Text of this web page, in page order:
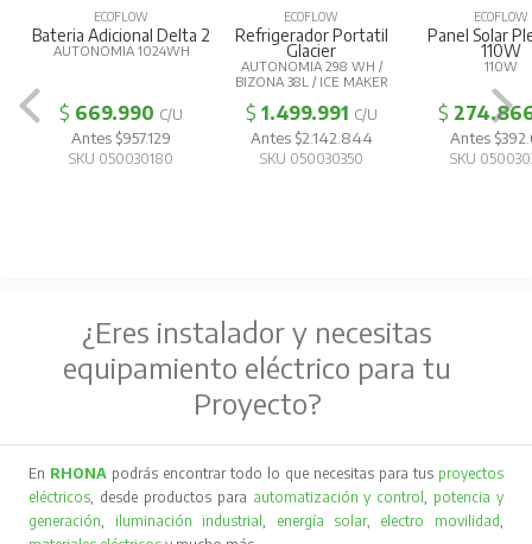
ECOFLOW
Bateria Adicional Delta 2
AUTONOMIA 1024WH
$ 669.990 C/U
Antes $957.129
SKU 050030180
ECOFLOW
Refrigerador Portatil
Glacier
AUTONOMIA 298 WH /
BIZONA 38L / ICE MAKER
$ 1.499.991 C/U
Antes $2.142.844
SKU 050030350
ECOFLOW
Panel Solar
110W
110W
$
Antes
SKU
¿Eres instalador y necesitas
equipamiento eléctrico para tu
Proyecto?
En RHONA podrás encontrar todo lo que necesitas para tus proyectos
eléctricos, desde productos para automatización y control, potencia y
generación, iluminación industrial, energía solar, electro movilidad,